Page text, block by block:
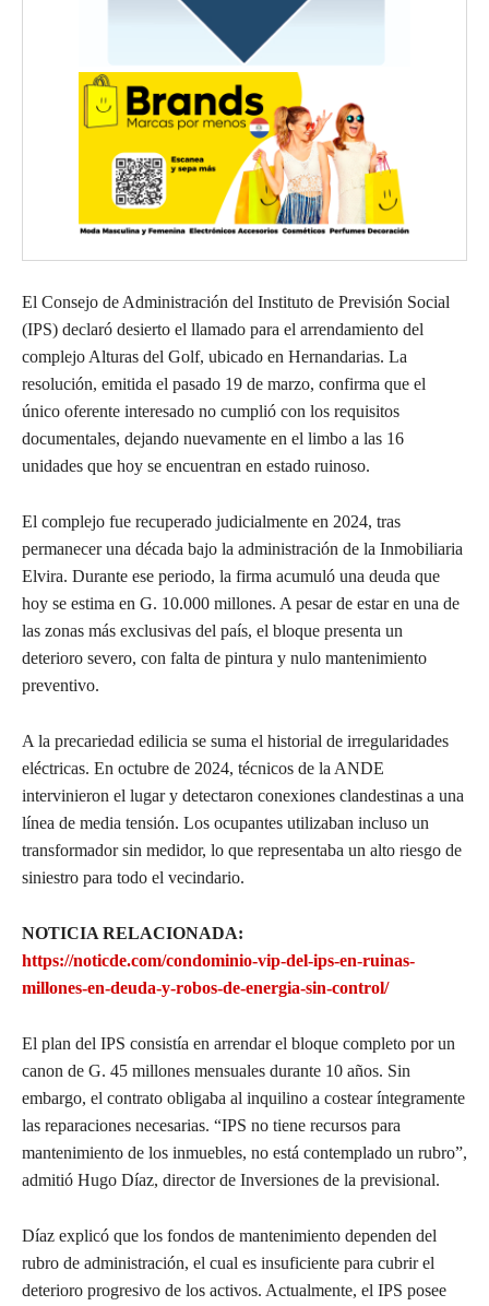
El Consejo de Administración del Instituto de Previsión Social
(IPS) declaró desierto el llamado para el arrendamiento del
complejo Alturas del Golf, ubicado en Hernandarias. La
resolución, emitida el pasado 19 de marzo, confirma que el
único oferente interesado no cumplió con los requisitos
documentales, dejando nuevamente en el limbo a las 16
unidades que hoy se encuentran en estado ruinoso.
El complejo fue recuperado judicialmente en 2024, tras
permanecer una década bajo la administración de la Inmobiliaria
Elvira. Durante ese periodo, la firma acumuló una deuda que
hoy se estima en G. 10.000 millones. A pesar de estar en una de
las zonas más exclusivas del país, el bloque presenta un
deterioro severo, con falta de pintura y nulo mantenimiento
preventivo.
A la precariedad edilicia se suma el historial de irregularidades
eléctricas. En octubre de 2024, técnicos de la ANDE
intervinieron el lugar y detectaron conexiones clandestinas a una
línea de media tensión. Los ocupantes utilizaban incluso un
transformador sin medidor, lo que representaba un alto riesgo de
siniestro para todo el vecindario.
NOTICIA RELACIONADA:
https://noticde.com/condominio-vip-del-ips-en-ruinas-
millones-en-deuda-y-robos-de-energia-sin-control/
El plan del IPS consistía en arrendar el bloque completo por un
canon de G. 45 millones mensuales durante 10 años. Sin
embargo, el contrato obligaba al inquilino a costear íntegramente
las reparaciones necesarias. “IPS no tiene recursos para
mantenimiento de los inmuebles, no está contemplado un rubro”,
admitió Hugo Díaz, director de Inversiones de la previsional.
Díaz explicó que los fondos de mantenimiento dependen del
rubro de administración, el cual es insuficiente para cubrir el
deterioro progresivo de los activos. Actualmente, el IPS posee